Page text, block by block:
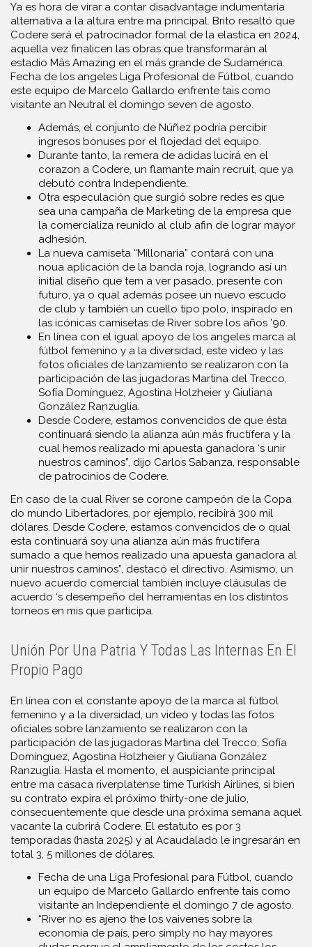
Ya es hora de virar a contar disadvantage indumentaria
alternativa a la altura entre ma principal. Brito resaltó que
Codere será el patrocinador formal de la elastica en 2024,
aquella vez finalicen las obras que transformarán al
estadio Mâs Amazing en el más grande de Sudamérica.
Fecha de los angeles Liga Profesional de Fútbol, cuando
este equipo de Marcelo Gallardo enfrente tais como
visitante an Neutral el domingo seven de agosto.
Además, el conjunto de Núñez podría percibir
ingresos bonuses por el flojedad del equipo.
Durante tanto, la remera de adidas lucirá en el
corazon a Codere, un flamante main recruit, que ya
debutó contra Independiente.
Otra especulación que surgió sobre redes es que
sea una campaña de Marketing de la empresa que
la comercializa reunido al club afin de lograr mayor
adhesión.
La nueva camiseta “Millonaria” contará con una
noua aplicación de la banda roja, logrando así un
initial diseño que tem a ver pasado, presente con
futuro, ya o qual además posee un nuevo escudo
de club y también un cuello tipo polo, inspirado en
las icónicas camisetas de River sobre los años ’90.
En línea con el igual apoyo de los angeles marca al
fútbol femenino y a la diversidad, este video y las
fotos oficiales de lanzamiento se realizaron con la
participación de las jugadoras Martina del Trecco,
Sofía Domínguez, Agostina Holzheier y Giuliana
González Ranzuglia.
Desde Codere, estamos convencidos de que ésta
continuará siendo la alianza aún más fructífera y la
cual hemos realizado mi apuesta ganadora ‘s unir
nuestros caminos”, dijo Carlos Sabanza, responsable
de patrocinios de Codere.
En caso de la cual River se corone campeón de la Copa
do mundo Libertadores, por ejemplo, recibirá 300 mil
dólares. Desde Codere, estamos convencidos de o qual
esta continuará soy una alianza aún más fructífera
sumado a que hemos realizado una apuesta ganadora al
unir nuestros caminos”, destacó el directivo. Asimismo, un
nuevo acuerdo comercial también incluye cláusulas de
acuerdo ‘s desempeño del herramientas en los distintos
torneos en mis que participa.
Unión Por Una Patria Y Todas Las Internas En El
Propio Pago
En línea con el constante apoyo de la marca al fútbol
femenino y a la diversidad, un video y todas las fotos
oficiales sobre lanzamiento se realizaron con la
participación de las jugadoras Martina del Trecco, Sofía
Domínguez, Agostina Holzheier y Giuliana González
Ranzuglia. Hasta el momento, el auspiciante principal
entre ma casaca riverplatense time Turkish Airlines, si bien
su contrato expira el próximo thirty-one de julio,
consecuentemente que desde una próxima semana aquel
vacante la cubrirá Codere. El estatuto es por 3
temporadas (hasta 2025) y al Acaudalado le ingresarán en
total 3, 5 millones de dólares.
Fecha de una Liga Profesional para Fútbol, cuando
un equipo de Marcelo Gallardo enfrente tais como
visitante an Independiente el domingo 7 de agosto.
“River no es ajeno the los vaivenes sobre la
economía de país, pero simply no hay mayores